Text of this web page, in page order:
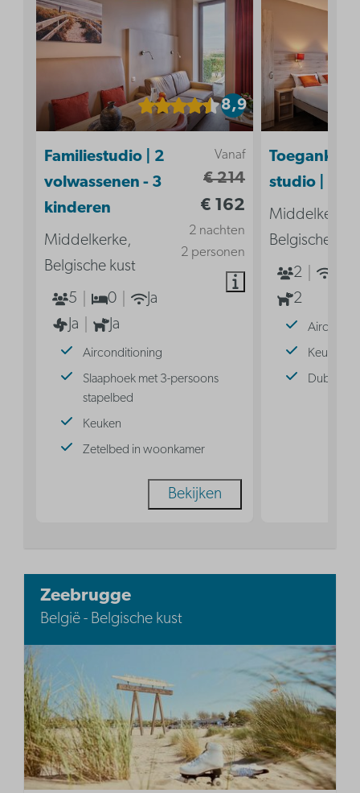
8,9
Vanaf
€ 214
€ 162
2 nachten
2 personen
Familiestudio | 2
volwassenen - 3
kinderen
Middelkerke,
Belgische kust
5
0
Ja
Ja
Ja
Airconditioning
Slaaphoek met 3-persoons
stapelbed
Keuken
Zetelbed in woonkamer
Bekijken
studio | 2p
Middelkerke,
Belgische
2
2
Keuken
Dubbel
Zeebrugge
België - Belgische kust